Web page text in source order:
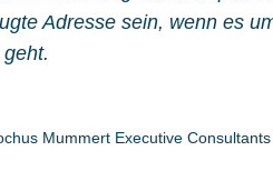
Adresse sein, wenn es
Mummert Executive